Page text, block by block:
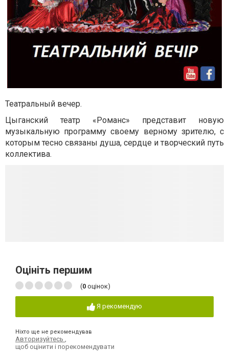
Театральный вечер.
Цыганский театр «Романс» представит новую
музыкальную программу своему верному зрителю, с
которым тесно связаны душа, сердце и творческий путь
коллектива.
Оцініть першим
(0 оцінок)
Я рекомендую
Ніхто ще не рекомендував
Авторизуйтесь
щоб оцінити і порекомендувати